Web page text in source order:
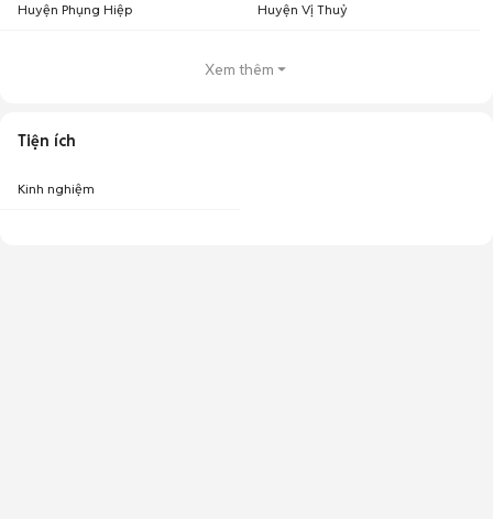
Huyện Phụng Hiệp Huyện Vị Thuỷ
Xem thêm
Tiện ích
Kinh nghiệm